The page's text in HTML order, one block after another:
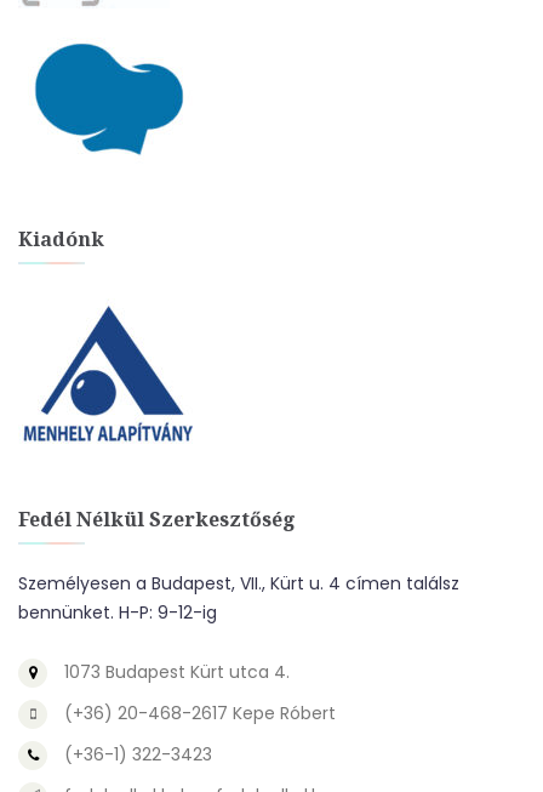
Kiadónk
Fedél Nélkül Szerkesztőség
Személyesen a Budapest, VII., Kürt u. 4 címen találsz
bennünket. H-P: 9-12-ig
1073 Budapest Kürt utca 4.
(+36) 20-468-2617 Kepe Róbert
(+36-1) 322-3423